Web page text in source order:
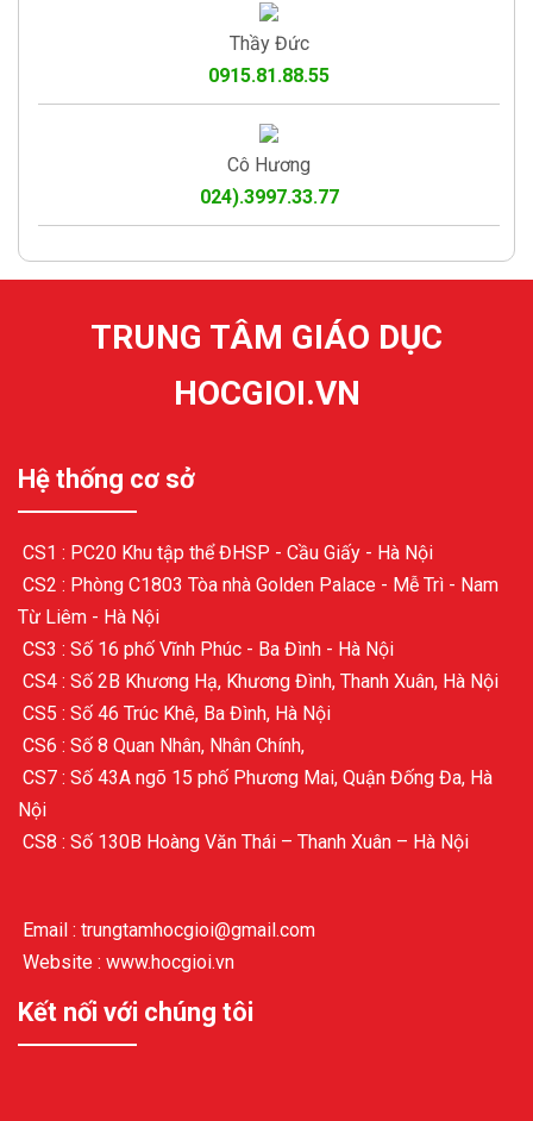
Thầy Đức
0915.81.88.55
Cô Hương
024).3997.33.77
TRUNG TÂM GIÁO DỤC
HOCGIOI.VN
Hệ thống cơ sở
CS1 : PC20 Khu tập thể ĐHSP - Cầu Giấy - Hà Nội
CS2 : Phòng C1803 Tòa nhà Golden Palace - Mễ Trì - Nam
Từ Liêm - Hà Nội
CS3 : Số 16 phố Vĩnh Phúc - Ba Đình - Hà Nội
CS4 : Số 2B Khương Hạ, Khương Đình, Thanh Xuân, Hà Nội
CS5 : Số 46 Trúc Khê, Ba Đình, Hà Nội
CS6 : Số 8 Quan Nhân, Nhân Chính,
CS7 : Số 43A ngõ 15 phố Phương Mai, Quận Đống Đa, Hà
Nội
CS8 : Số 130B Hoàng Văn Thái – Thanh Xuân – Hà Nội
Email : trungtamhocgioi@gmail.com
Website : www.hocgioi.vn
Kết nối với chúng tôi